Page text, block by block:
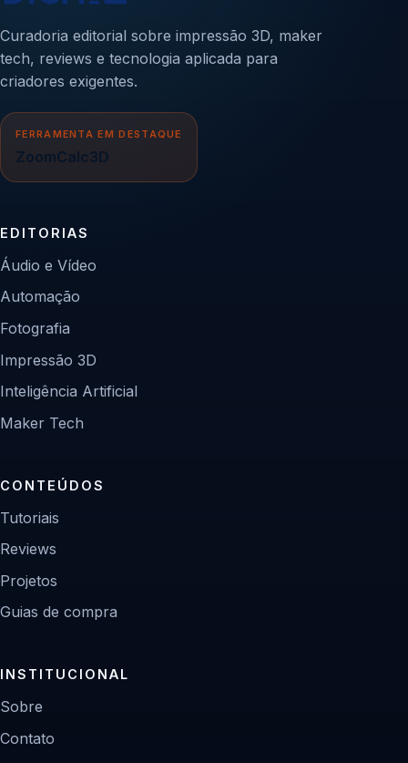
Curadoria editorial sobre impressão 3D, maker
tech, reviews e tecnologia aplicada para
criadores exigentes.
FERRAMENTA EM DESTAQUE
ZoomCalc3D
EDITORIAS
Áudio e Vídeo
Automação
Fotografia
Impressão 3D
Inteligência Artificial
Maker Tech
CONTEÚDOS
Tutoriais
Reviews
Projetos
Guias de compra
INSTITUCIONAL
Sobre
Contato